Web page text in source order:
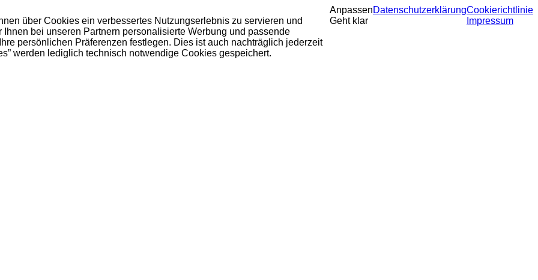
über Cookies ein verbessertes Nutzungserlebnis zu servieren und
bei unseren Partnern personalisierte Werbung und passende
persönlichen Präferenzen festlegen. Dies ist auch nachträglich jederzeit
werden lediglich technisch notwendige Cookies gespeichert.
Anpassen
Geht klar
DatenschutzerklärungCookierichtlinie
Impressum